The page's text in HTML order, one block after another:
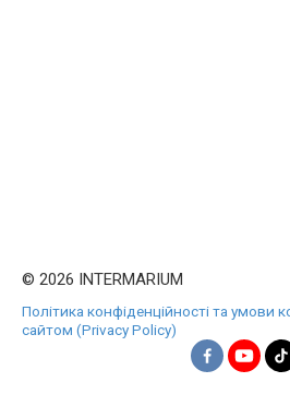
© 2026 INTERMARIUM
Політика конфіденційності та умови
сайтом (Privacy Policy)